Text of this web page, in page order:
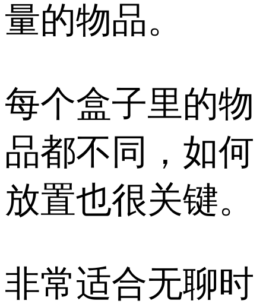
量的物品。
每个盒子里的物
品都不同，如何
放置也很关键。
非常适合无聊时